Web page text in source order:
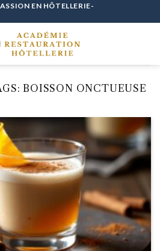
EN HÔTELLERIE-
BOISSON ONCTUEUSE